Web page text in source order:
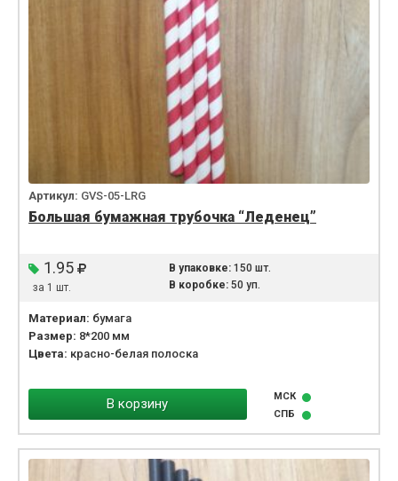
Артикул: GVS-05-LRG
Большая бумажная трубочка “Леденец”
1.95
за 1 шт.
В упаковке:150 шт.
В коробке:50 уп.
Материал: бумага
Размер: 8*200 мм
Цвета: красно-белая полоска
В корзину
МСК
СПБ